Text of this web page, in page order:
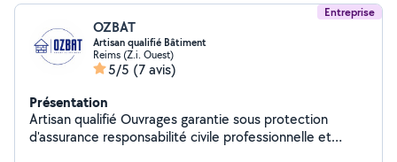
Entreprise
OZBAT
Artisan qualifié Bâtiment
Reims (Z.i. Ouest)
5/5 (7 avis)
Présentation
Artisan qualifié Ouvrages garantie sous protection
d'assurance responsabilité civile professionnelle et